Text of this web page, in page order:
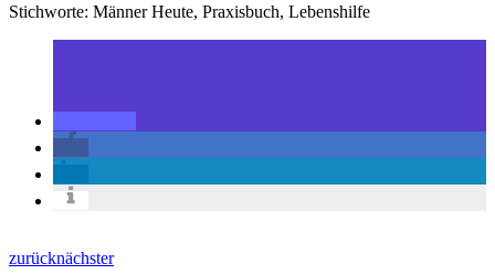
Stichworte: Männer Heute, Praxisbuch, Lebenshilfe
zurücknächster